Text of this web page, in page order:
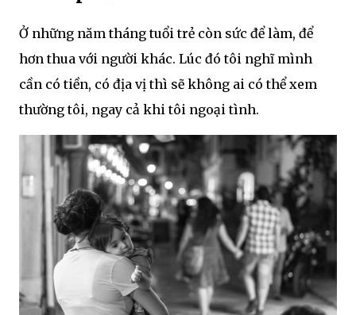
Ở những năm tháng tuổi trẻ còn sức để làm, để
hơn thua với người khác. Lúc đó tôi nghĩ mình
cần có tiền, có địa vị thì sẽ không ai có thể xem
thường tôi, ngay cả khi tôi ngoại tình.